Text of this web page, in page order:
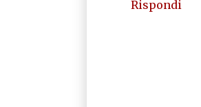
Rispondi